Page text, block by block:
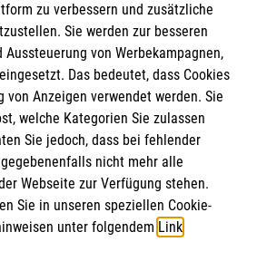
Erste Hilfe kursieren viele
Was ist überholt? Wir
zu verbessern und zusätzliche
Sie werden zur besseren
von Werbekampagnen,
Das bedeutet, dass Cookies
von Anzeigen verwendet werden. Sie
welche Kategorien Sie zulassen
Sie jedoch, dass bei fehlender
nicht mehr alle
Webseite zur Verfügung stehen.
Sie in unseren speziellen Cookie-
unter folgendem Link.